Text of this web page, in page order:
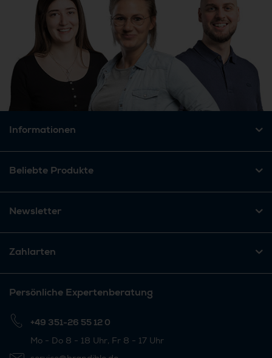
Informationen
Beliebte Produkte
Newsletter
Zahlarten
Persönliche Expertenberatung
+49 351-26 55 12 0
Mo - Do 8 - 18 Uhr, Fr 8 - 17 Uhr